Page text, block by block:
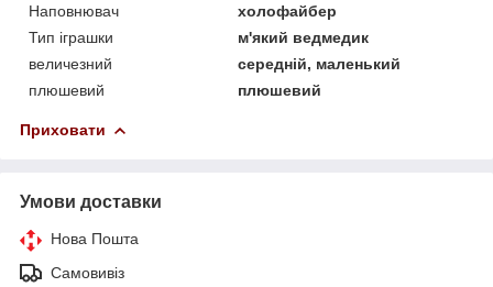
Наповнювач
холофайбер
Тип іграшки
м'який ведмедик
величезний
середній, маленький
плюшевий
плюшевий
Приховати
Умови доставки
Нова Пошта
Самовивіз